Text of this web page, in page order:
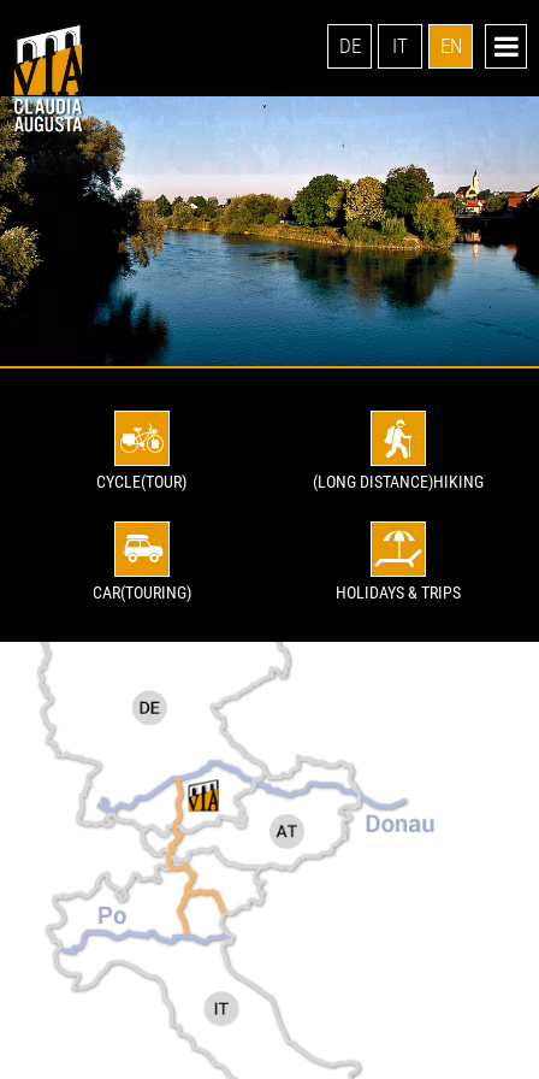
DE IT EN
CYCLE(TOUR) (LONG DISTANCE)HIKING
CAR(TOURING) HOLIDAYS & TRIPS